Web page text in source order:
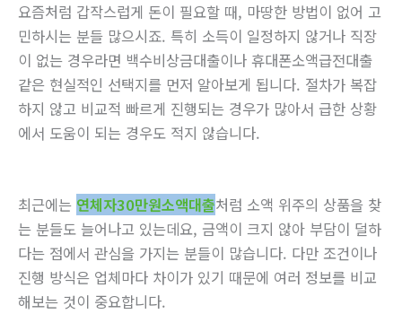
요즘처럼 갑작스럽게 돈이 필요할 때, 마땅한 방법이 없어 고
민하시는 분들 많으시죠. 특히 소득이 일정하지 않거나 직장
이 없는 경우라면 백수비상금대출이나 휴대폰소액급전대출
같은 현실적인 선택지를 먼저 알아보게 됩니다. 절차가 복잡
하지 않고 비교적 빠르게 진행되는 경우가 많아서 급한 상황
에서 도움이 되는 경우도 적지 않습니다.
최근에는 연체자30만원소액대출처럼 소액 위주의 상품을 찾
는 분들도 늘어나고 있는데요, 금액이 크지 않아 부담이 덜하
다는 점에서 관심을 가지는 분들이 많습니다. 다만 조건이나
진행 방식은 업체마다 차이가 있기 때문에 여러 정보를 비교
해보는 것이 중요합니다.